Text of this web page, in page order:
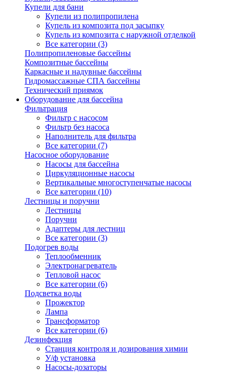
Купели для бани
Купели из полипропилена
Купель из композита под засыпку
Купель из композита с наружной отделкой
Все категории (3)
Полипропиленовые бассейны
Композитные бассейны
Каркасные и надувные бассейны
Гидромассажные СПА бассейны
Технический приямок
Оборудование для бассейна
Фильтрация
Фильтр с насосом
Фильтр без насоса
Наполнитель для фильтра
Все категории (7)
Насосное оборудование
Насосы для бассейна
Циркуляционные насосы
Вертикальные многоступенчатые насосы
Все категории (10)
Лестницы и поручни
Лестницы
Поручни
Адаптеры для лестниц
Все категории (3)
Подогрев воды
Теплообменник
Электронагреватель
Тепловой насос
Все категории (6)
Подсветка воды
Прожектор
Лампа
Трансформатор
Все категории (6)
Дезинфекция
Станция контроля и дозирования химии
У/ф установка
Насосы-дозаторы